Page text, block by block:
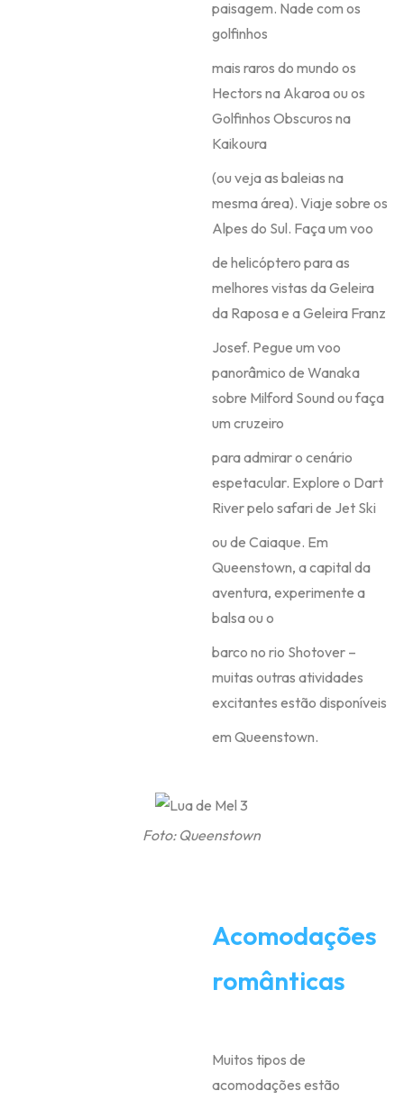
paisagem. Nade com os
golfinhos
mais raros do mundo os
Hectors na Akaroa ou os
Golfinhos Obscuros na
Kaikoura
(ou veja as baleias na
mesma área). Viaje sobre os
Alpes do Sul. Faça um voo
de helicóptero para as
melhores vistas da Geleira
da Raposa e a Geleira Franz
Josef. Pegue um voo
panorâmico de Wanaka
sobre Milford Sound ou faça
um cruzeiro
para admirar o cenário
espetacular. Explore o Dart
River pelo safari de Jet Ski
ou de Caiaque. Em
Queenstown, a capital da
aventura, experimente a
balsa ou o
barco no rio Shotover –
muitas outras atividades
excitantes estão disponíveis
em Queenstown.
Foto: Queenstown
Acomodações
românticas
Muitos tipos de
acomodações estão